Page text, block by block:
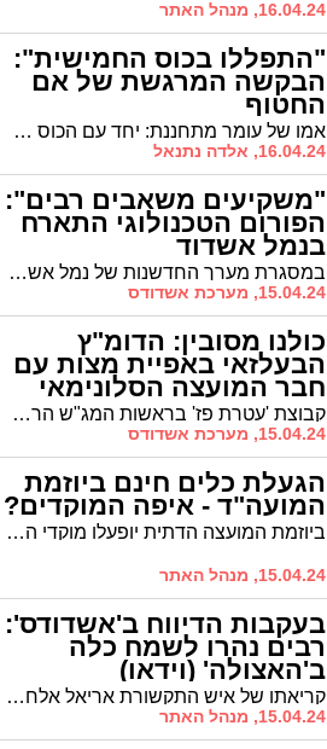
16.04.24, מנהל האתר
"התפללו בכוס החמישית":
הבקשה המרגשת של אם
החטוף
אמו של עומר מתחננת: יחד עם הכוס החמישית, כוס של אליהו שיש הנוהגים לשתותה, הקדישו תפילה לחטופים שישובו בע"ה הביתה
16.04.24, אלדה נתנאל
"משקיעים משאבים רבים":
הפורום הטכנולוגי התארח
בנמל אשדוד
במסגרת מערך החדשנות של נמל אשדוד, אירח אלי בר יוסף, מנכ"ל בפועל נמל אשדוד את פורום Industry 4.0 של בינת תקשורת מחשבים
15.04.24, מערכת אשדודס
כולנו מסובין: הדומ"ץ
הבעלזאי באפיית מצות עם
חבר המועצה הסלונימאי
קבוצת 'עטרת פז' בראשות המג"ש הרב יוסף פיקסלר אפתה מצות ביום שישי האחרון. במעמד השתתפו דומ"ץ בית המדרש דחסידי בעלזא 'בית פנחס' הגרי"צ רכניצר לצד חבר מועצת העיר מטעם 'אשדוד התורנית' הרב יהושע טננהויז
15.04.24, מערכת אשדודס
הגעלת כלים חינם ביוזמת
המועה"ד - איפה המוקדים?
ביוזמת המועצה הדתית יופעלו מוקדי הגעלת כלים בחינם לרשות הציבור בכל רחבי העיר. הרשימה המליאה כאן
15.04.24, מנהל האתר
בעקבות הדיווח ב'אשדודס':
רבים נהרו לשמח כלה
ב'האצולה' (וידאו)
קריאתו של איש התקשורת אריאל אלחרר שפורסמה ב'אשדודס' עשתה פירות: "המונים הגיעו. החתונה היתה שמחה במיוחד"
15.04.24, מנהל האתר